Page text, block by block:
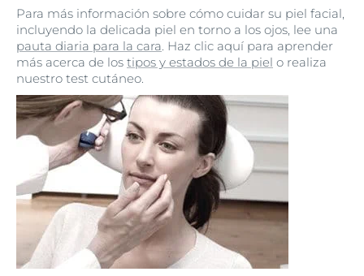
Para más información sobre cómo cuidar su piel facial,
incluyendo la delicada piel en torno a los ojos, lee una
pauta diaria para la cara. Haz clic aquí para aprender
más acerca de los tipos y estados de la piel o realiza
nuestro test cutáneo.